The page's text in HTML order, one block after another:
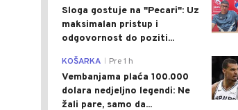
Sloga gostuje na "Pecari": Uz
maksimalan pristup i
odgovornost do poziti...
KOŠARKA Pre 1 h
Vembanjama plaća 100.000
dolara nedjeljno legendi: Ne
žali pare, samo da...